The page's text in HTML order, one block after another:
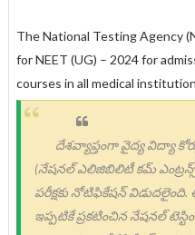
The National Testing Agency
for NEET (UG) – 2024 for
courses in all medical
దేశవ్యాప్తంగా వైద్య విద్యా
(నేషనల్‌ ఎలిజిబిలిటీ కమ్‌ ఎంట్రన్స్‌
పరీక్షకు నోటిఫికేషన్‌ విడుదలైంది.
ఇప్పటికే ప్రకటించిన నేషనల్‌